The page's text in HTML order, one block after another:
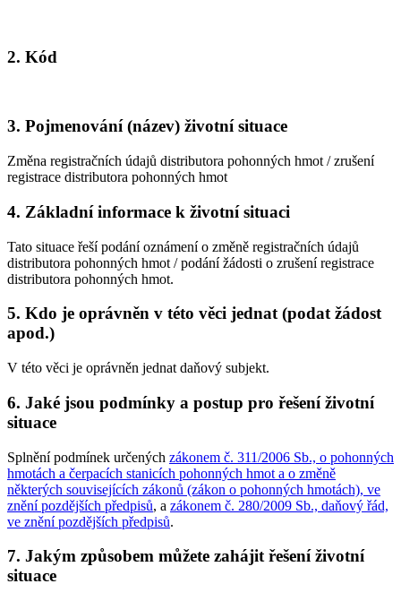
2. Kód
3. Pojmenování (název) životní situace
Změna registračních údajů distributora pohonných hmot / zrušení
registrace distributora pohonných hmot
4. Základní informace k životní situaci
Tato situace řeší podání oznámení o změně registračních údajů
distributora pohonných hmot / podání žádosti o zrušení registrace
distributora pohonných hmot.
5. Kdo je oprávněn v této věci jednat (podat žádost
apod.)
V této věci je oprávněn jednat daňový subjekt.
6. Jaké jsou podmínky a postup pro řešení životní
situace
Splnění podmínek určených zákonem č. 311/2006 Sb., o pohonných
hmotách a čerpacích stanicích pohonných hmot a o změně
některých souvisejících zákonů (zákon o pohonných hmotách), ve
znění pozdějších předpisů, a zákonem č. 280/2009 Sb., daňový řád,
ve znění pozdějších předpisů.
7. Jakým způsobem můžete zahájit řešení životní
situace